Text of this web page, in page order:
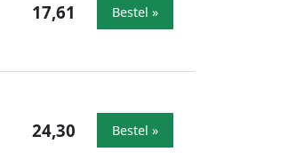
17,61 Bestel »
24,30 Bestel »